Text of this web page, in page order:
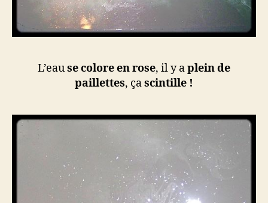
L’eause colore en rose, il y aplein de
paillettes, çascintille !